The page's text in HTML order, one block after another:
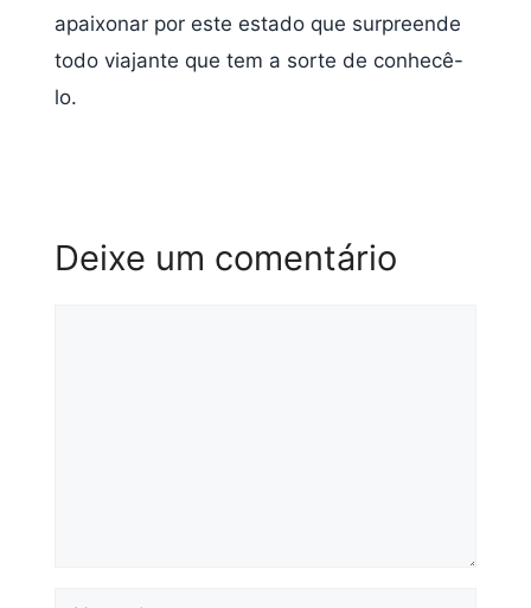
apaixonar por este estado que surpreende
todo viajante que tem a sorte de conhecê-
lo.
Deixe um comentário